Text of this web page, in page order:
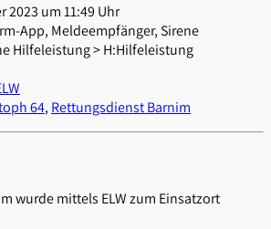
2023 um 11:49 Uhr
App, Meldeempfänger, Sirene
Hilfeleistung > H:Hilfeleistung
64, Rettungsdienst Barnim
wurde mittels ELW zum Einsatzort